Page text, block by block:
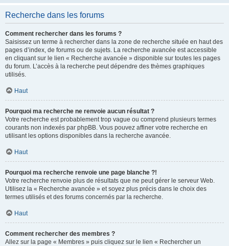
Recherche dans les forums
Comment rechercher dans les forums ?
Saisissez un terme à rechercher dans la zone de recherche située en haut des
pages d’index, de forums ou de sujets. La recherche avancée est accessible
en cliquant sur le lien « Recherche avancée » disponible sur toutes les pages
du forum. L’accès à la recherche peut dépendre des thèmes graphiques
utilisés.
Haut
Pourquoi ma recherche ne renvoie aucun résultat ?
Votre recherche est probablement trop vague ou comprend plusieurs termes
courants non indexés par phpBB. Vous pouvez affiner votre recherche en
utilisant les options disponibles dans la recherche avancée.
Haut
Pourquoi ma recherche renvoie une page blanche ?!
Votre recherche renvoie plus de résultats que ne peut gérer le serveur Web.
Utilisez la « Recherche avancée » et soyez plus précis dans le choix des
termes utilisés et des forums concernés par la recherche.
Haut
Comment rechercher des membres ?
Allez sur la page « Membres » puis cliquez sur le lien « Rechercher un